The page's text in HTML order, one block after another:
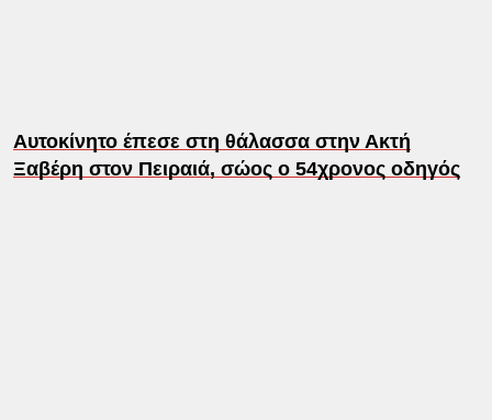
Αυτοκίνητο έπεσε στη θάλασσα στην Ακτή
Ξαβέρη στον Πειραιά, σώος ο 54χρονος οδηγός